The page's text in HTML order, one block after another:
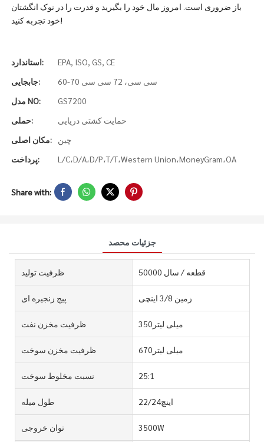
باز ضروری است. امروز مال خود را بگیرید و قدرت را در نوک انگشتان
خود تجربه کنید!
استاندارد:
EPA, ISO, GS, CE
جابجایی:
60-70 سی سی، 72 سی سی
مدل NO:
GS7200
حملی:
حمایت کشتی دریایی
مکان اصلی:
چین
پرداخت:
L/C،D/A،D/P،T/T،Western Union،MoneyGram،OA
Share with:
جزئیات محصد
ظرفیت تولید 50000 قطعه / سال
پیچ زنجیره ای زمین 3/8 اینچی
ظرفیت مخزن نفت میلی لیتر350
ظرفیت مخزن سوخت میلی لیتر670
نسبت مخلوط سوخت 25:1
طول میله اینچ22/24
توان خروجی 3500W